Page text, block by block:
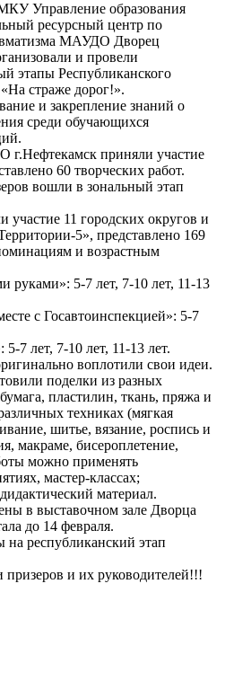
Управление образования
ресурсный центр по
МАУДО Дворец
и провели
этапы Республиканского
страже дорог!».
и закрепление знаний о
среди обучающихся
г.Нефтекамск приняли участие
60 творческих работ.
вошли в зональный этап
участие 11 городских округов и
5», представлено 169
и возрастным
руками»: 5-7 лет, 7-10 лет, 11-13
с Госавтоинспекцией»: 5-7
7 лет, 7-10 лет, 11-13 лет.
воплотили свои идеи.
поделки из разных
пластилин, ткань, пряжа и
техниках (мягкая
шитье, вязание, роспись и
макраме, бисероплетение,
можно применять
мастер-классах;
материал.
в выставочном зале Дворца
до 14 февраля.
республиканский этап
призеров и их руководителей!!!